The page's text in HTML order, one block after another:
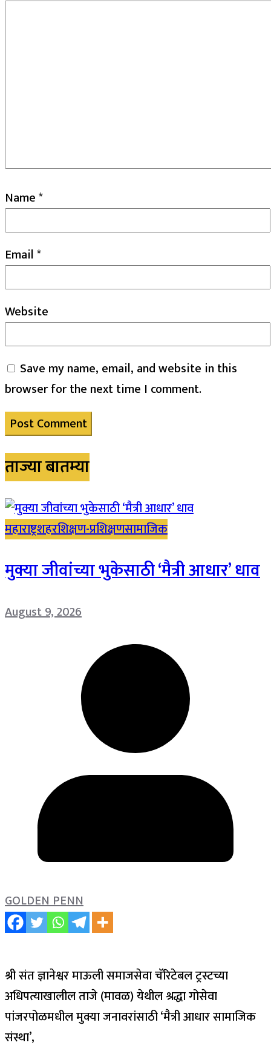
Name*
Email*
Website
Save my name, email, and website in this
browser for the next time I comment.
ताज्या बातम्या
महाराष्ट्रशहरशिक्षण-प्रशिक्षणसामाजिक
मुक्या जीवांच्या भुकेसाठी ‘मैत्री आधार’ धाव
August 9, 2026
GOLDEN PENN
श्री संत ज्ञानेश्वर माऊली समाजसेवा चॅरिटेबल ट्रस्टच्या
अधिपत्याखालील ताजे (मावळ) येथील श्रद्धा गोसेवा
पांजरपोळमधील मुक्या जनावरांसाठी ‘मैत्री आधार सामाजिक
संस्था’,